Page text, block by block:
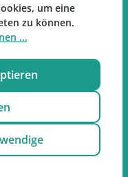
um eine
zu können.
...